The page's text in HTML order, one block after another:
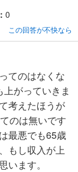
0
この回答が不快なら
てのはなくな
がっていきま
考えたほうが
のは無いです
最悪でも65歳
もし収入が上
ます。